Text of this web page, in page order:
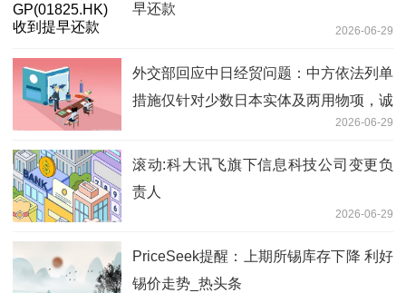
早还款
2026-06-29
外交部回应中日经贸问题：中方依法列单
措施仅针对少数日本实体及两用物项，诚
信守法日本实体无需担心-每日热门2026-06-29
滚动:科大讯飞旗下信息科技公司变更负
责人
2026-06-29
PriceSeek提醒：上期所锡库存下降 利好
锡价走势_热头条